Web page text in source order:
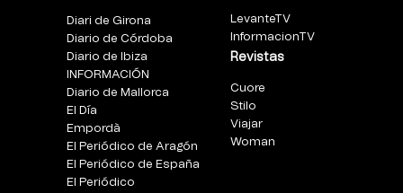
Diari de Girona
Diario de Córdoba
Diario de Ibiza
INFORMACIÓN
Diario de Mallorca
El Día
Empordà
El Periódico de Aragón
El Periódico de España
El Periódico
LevanteTV
InformacionTV
Revistas
Cuore
Stilo
Viajar
Woman